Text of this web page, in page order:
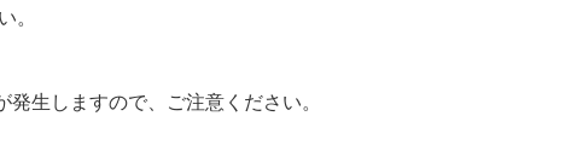
。
生しますので、ご注意ください。